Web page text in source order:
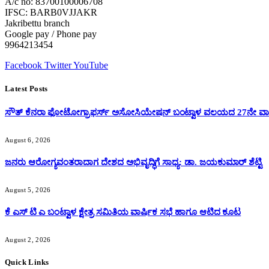
IFSC: BARB0VJJAKR
Jakribettu branch
Google pay / Phone pay
9964213454
Facebook TwitterYouTube
Latest Posts
ಸೌತ್ ಕೆನರಾ ಫೋಟೋಗ್ರಾಫರ್ಸ್ ಅಸೋಸಿಯೇಷನ್ ಬಂಟ್ವಾಳ ವಲಯದ 27ನೇ
August 6, 2026
ಜನರು ಆರೋಗ್ಯವಂತರಾದಾಗ ದೇಶದ ಅಭಿವೃದ್ಧಿಗೆ ಸಾಧ್ಯ: ಡಾ. ಜಯಕುಮಾರ್ ಶೆಟ್ಟಿ
August 5, 2026
ಕೆ ಎಸ್ ಟಿ ಎ ಬಂಟ್ವಾಳ ಕ್ಷೇತ್ರ ಸಮಿತಿಯ ವಾರ್ಷಿಕ ಸಭೆ ಹಾಗೂ ಆಟಿದ ಕೂಟ
August 2, 2026
Quick Links